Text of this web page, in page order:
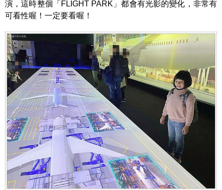
演，這時整個「FLIGHT PARK」都會有光影的變化，非常有
可看性喔！一定要看喔！